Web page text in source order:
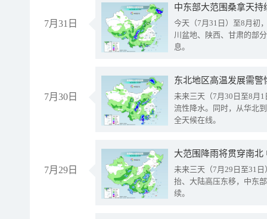
7月31日
中东部大范围桑拿天
今天（7月31日）至8月初
川盆地、陕西、甘肃的部
息。
7月30日
东北地区高温发展需
未来三天（7月30日至8月
流性降水。同时，从华北
全天候在线。
7月29日
大范围降雨将贯穿南
未来三天（7月29日至31
抬、大陆高压东移，中东
续。